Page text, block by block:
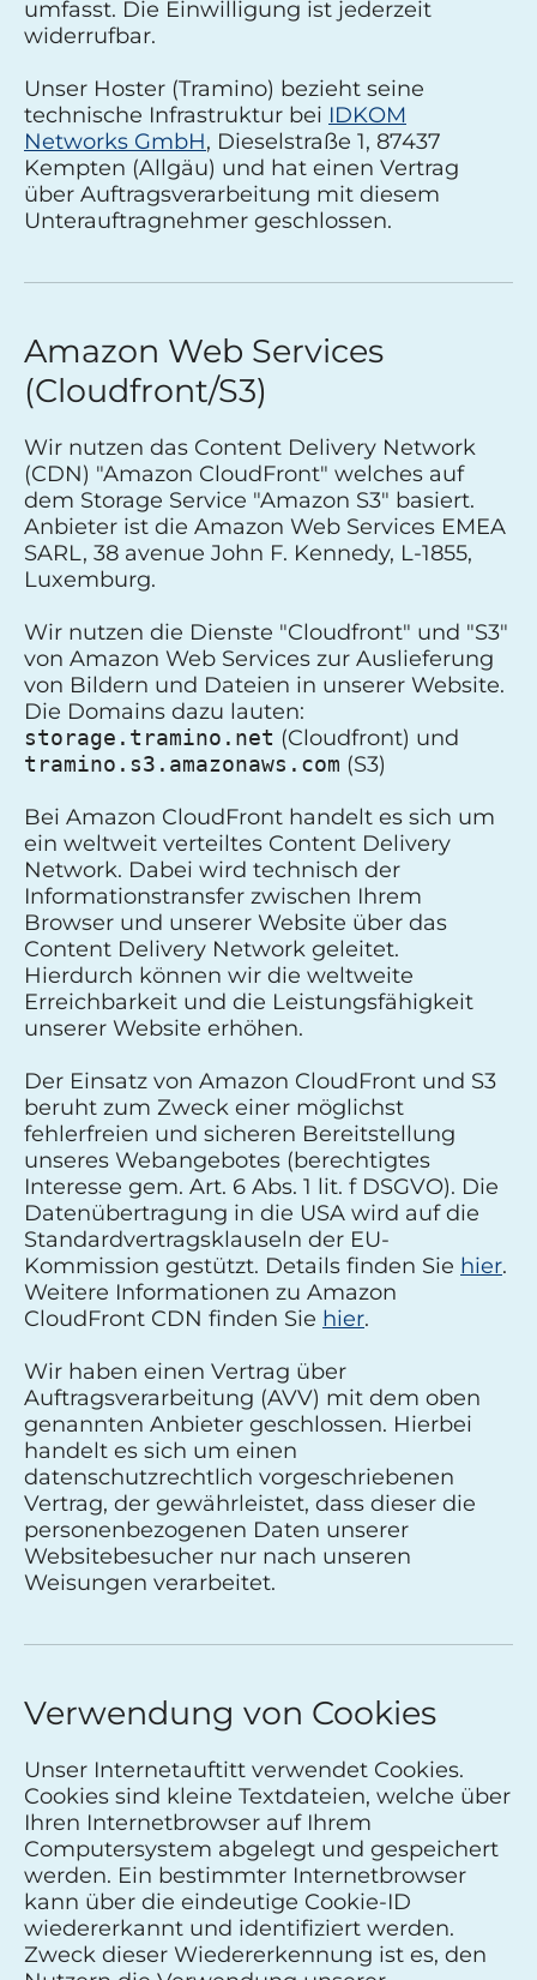
umfasst. Die Einwilligung ist jederzeit
widerrufbar.
Unser Hoster (Tramino) bezieht seine
technische Infrastruktur bei IDKOM
Networks GmbH, Dieselstraße 1, 87437
Kempten (Allgäu) und hat einen Vertrag
über Auftragsverarbeitung mit diesem
Unterauftragnehmer geschlossen.
Amazon Web Services
(Cloudfront/S3)
Wir nutzen das Content Delivery Network
(CDN) "Amazon CloudFront" welches auf
dem Storage Service "Amazon S3" basiert.
Anbieter ist die Amazon Web Services EMEA
SARL, 38 avenue John F. Kennedy, L-1855,
Luxemburg.
Wir nutzen die Dienste "Cloudfront" und "S3"
von Amazon Web Services zur Auslieferung
von Bildern und Dateien in unserer Website.
Die Domains dazu lauten:
storage.tramino.net (Cloudfront) und
tramino.s3.amazonaws.com (S3)
Bei Amazon CloudFront handelt es sich um
ein weltweit verteiltes Content Delivery
Network. Dabei wird technisch der
Informationstransfer zwischen Ihrem
Browser und unserer Website über das
Content Delivery Network geleitet.
Hierdurch können wir die weltweite
Erreichbarkeit und die Leistungsfähigkeit
unserer Website erhöhen.
Der Einsatz von Amazon CloudFront und S3
beruht zum Zweck einer möglichst
fehlerfreien und sicheren Bereitstellung
unseres Webangebotes (berechtigtes
Interesse gem. Art. 6 Abs. 1 lit. f DSGVO). Die
Datenübertragung in die USA wird auf die
Standardvertragsklauseln der EU-
Kommission gestützt. Details finden Sie hier.
Weitere Informationen zu Amazon
CloudFront CDN finden Sie hier.
Wir haben einen Vertrag über
Auftragsverarbeitung (AVV) mit dem oben
genannten Anbieter geschlossen. Hierbei
handelt es sich um einen
datenschutzrechtlich vorgeschriebenen
Vertrag, der gewährleistet, dass dieser die
personenbezogenen Daten unserer
Websitebesucher nur nach unseren
Weisungen verarbeitet.
Verwendung von Cookies
Unser Internetauftitt verwendet Cookies.
Cookies sind kleine Textdateien, welche über
Ihren Internetbrowser auf Ihrem
Computersystem abgelegt und gespeichert
werden. Ein bestimmter Internetbrowser
kann über die eindeutige Cookie-ID
wiedererkannt und identifiziert werden.
Zweck dieser Wiedererkennung ist es, den